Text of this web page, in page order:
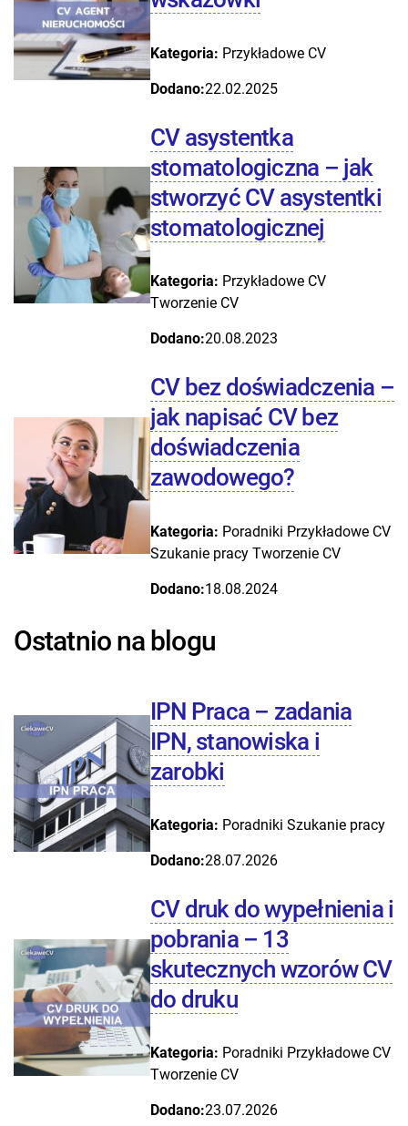
Kategoria: Przykładowe CV
Dodano:22.02.2025
CV asystentka
stomatologiczna – jak
stworzyć CV asystentki
stomatologicznej
Kategoria: Przykładowe CV
Tworzenie CV
Dodano:20.08.2023
CV bez doświadczenia –
jak napisać CV bez
doświadczenia
zawodowego?
Kategoria: Poradniki Przykładowe CV
Szukanie pracy Tworzenie CV
Dodano:18.08.2024
Ostatnio na blogu
IPN Praca – zadania
IPN, stanowiska i
zarobki
Kategoria: Poradniki Szukanie pracy
Dodano:28.07.2026
CV druk do wypełnienia i
pobrania – 13
skutecznych wzorów CV
do druku
Kategoria: Poradniki Przykładowe CV
Tworzenie CV
Dodano:23.07.2026